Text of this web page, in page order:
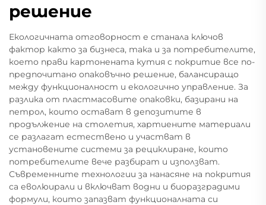
решение
Екологичната отговорност е станала ключов
фактор както за бизнеса, така и за потребителите,
което прави картонената кутия с покритие все по-
предпочитано опаковъчно решение, балансиращо
между функционалност и екологично управление. За
разлика от пластмасовите опаковки, базирани на
петрол, които остават в депозитите в
продължение на столетия, хартиените материали
се разлагат естествено и участват в
установените системи за рециклиране, които
потребителите вече разбират и използват.
Съвременните технологии за нанасяне на покрития
са еволюирали и включват водни и биоразградими
формули, които запазват функционалната си